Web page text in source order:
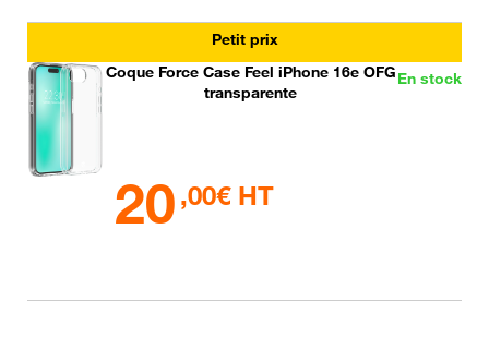
Petit prix
En stock
Coque Force Case Feel iPhone 16e OFG
transparente
20 ,00€ HT